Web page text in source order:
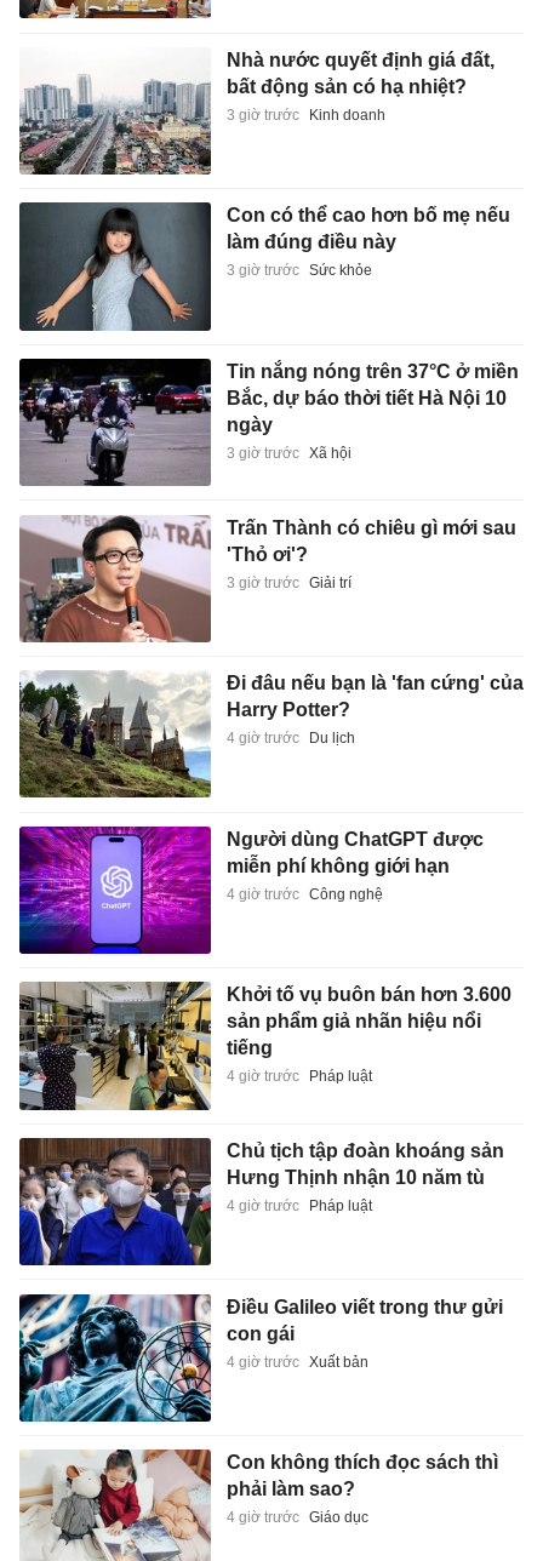
Nhà nước quyết định giá đất,
bất động sản có hạ nhiệt?
3 giờ trước Kinh doanh
Con có thể cao hơn bố mẹ nếu
làm đúng điều này
3 giờ trước Sức khỏe
Tin nắng nóng trên 37°C ở miền
Bắc, dự báo thời tiết Hà Nội 10
ngày
3 giờ trước Xã hội
Trấn Thành có chiêu gì mới sau
'Thỏ ơi'?
3 giờ trước Giải trí
Đi đâu nếu bạn là 'fan cứng' của
Harry Potter?
4 giờ trước Du lịch
Người dùng ChatGPT được
miễn phí không giới hạn
4 giờ trước Công nghệ
Khởi tố vụ buôn bán hơn 3.600
sản phẩm giả nhãn hiệu nổi
tiếng
4 giờ trước Pháp luật
Chủ tịch tập đoàn khoáng sản
Hưng Thịnh nhận 10 năm tù
4 giờ trước Pháp luật
Điều Galileo viết trong thư gửi
con gái
4 giờ trước Xuất bản
Con không thích đọc sách thì
phải làm sao?
4 giờ trước Giáo dục